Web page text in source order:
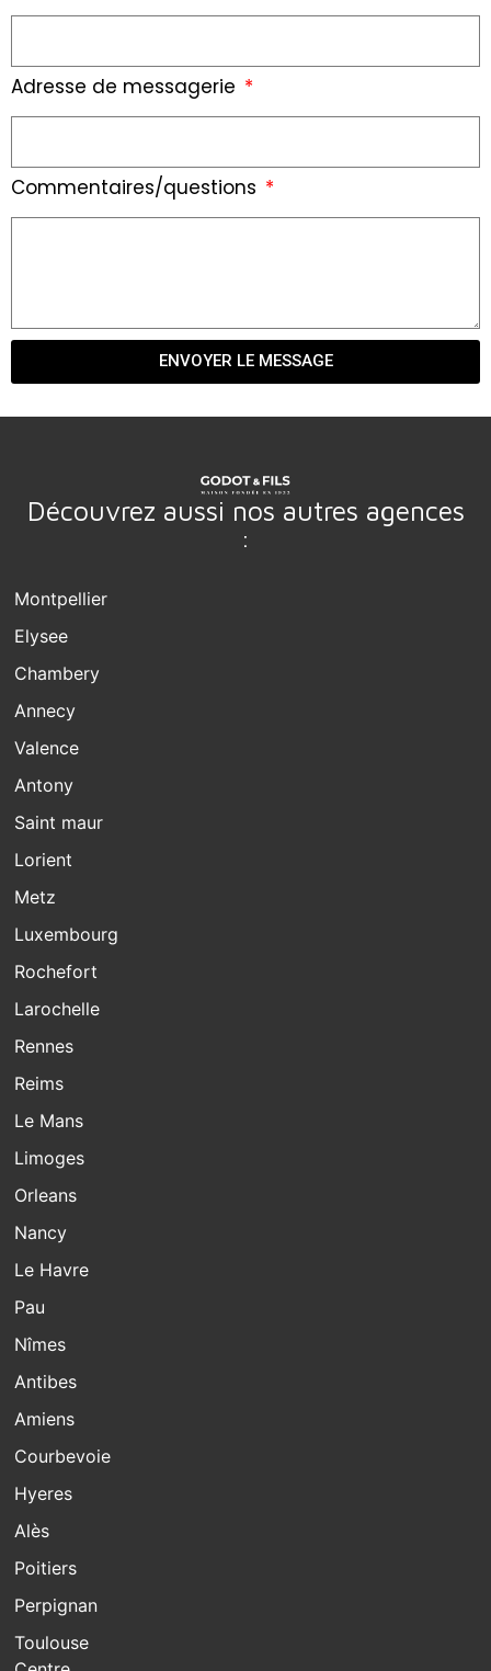
Adresse de messagerie
Commentaires/questions
ENVOYER LE MESSAGE
Découvrez aussi nos autres agences
:
Montpellier
Elysee
Chambery
Annecy
Valence
Antony
Saint maur
Lorient
Metz
Luxembourg
Rochefort
Larochelle
Rennes
Reims
Le Mans
Limoges
Orleans
Nancy
Le Havre
Pau
Nîmes
Antibes
Amiens
Courbevoie
Hyeres
Alès
Poitiers
Perpignan
Toulouse